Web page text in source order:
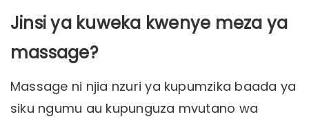
Jinsi ya kuweka kwenye meza ya
massage?
Massage ni njia nzuri ya kupumzika baada ya
siku ngumu au kupunguza mvutano wa